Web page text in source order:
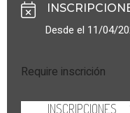
Desde el 11/04/
Require inscrición